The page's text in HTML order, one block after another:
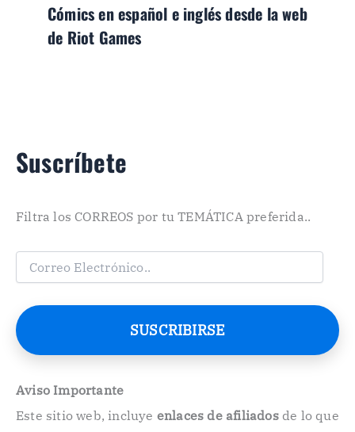
Cómics en español e inglés desde la web
de Riot Games
Suscríbete
Filtra los CORREOS por tu TEMÁTICA preferida..
C
e
o
e
t
SUSCRIBIRSE
Aviso Importante
Este sitio web, incluye enlaces de afiliadosde lo que